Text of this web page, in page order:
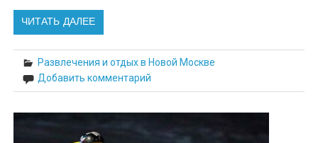
ЧИТАТЬ ДАЛЕЕ
Развлечения и отдых в Новой Москве
Добавить комментарий